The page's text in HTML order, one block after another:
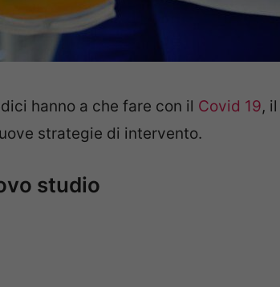
hanno a che fare con il Covid 19, il
strategie di intervento.
studio